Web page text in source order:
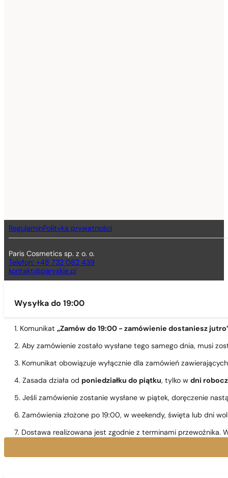
RegulaminPolityka prywatności
Paris Cosmetics sp. z o. o.
Telefon: +48 732 082 439
kontakt@paryskie.pl
Wysyłka do 19:00
1. Komunikat „Zamów do 19:00 - zamówienie dostaniesz
2. Aby zamówienie zostało wysłane tego samego dnia, musi
3. Komunikat obowiązuje wyłącznie dla zamówień
4. Zasada działa od poniedziałku do piątku, tylko w dni
5. Jeśli zamówienie zostanie wysłane w piątek, doręczenie
6. Zamówienia złożone po 19:00, w weekendy, święta lub dni
7. Dostawa realizowana jest zgodnie z terminami przewoźnika.